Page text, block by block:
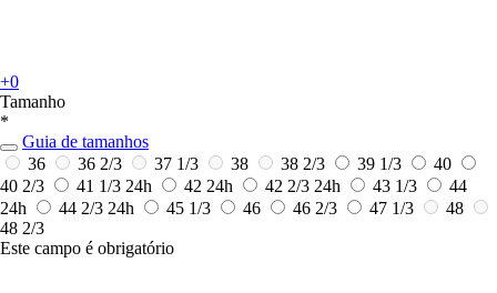
+0
Tamanho
*
Guia de tamanhos
36
36 2/3 37 1/3 38 38 2/3 39 1/3
40
40 2/3
41 1/3 24h 42 24h 42 2/3 24h 43 1/3
44
24h
44 2/3 24h 45 1/3 46 46 2/3 47 1/3
48
48 2/3
Este campo é obrigatório